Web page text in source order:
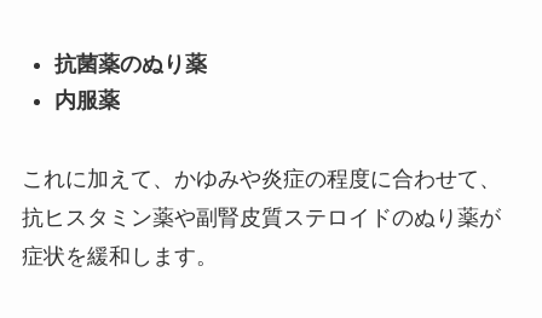
抗菌薬のぬり薬
内服薬
これに加えて、かゆみや炎症の程度に合わせて、
抗ヒスタミン薬や副腎皮質ステロイドのぬり薬が
症状を緩和します。